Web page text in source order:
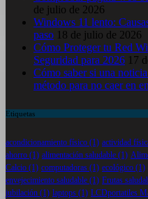
de julio de 2026
Windows 11 lento:
paso 18 de julio de 2026
Cómo Proteger tu Red
Seguridad para 2026 17
Cómo saber si una
método para no caer en
Etiquetas
acondicionamiento físico (1) actividad
ahorro (1) alimentación saludable (1)
Calcio (1) computadoras (1) ecológico (1)
envejecimiento saludable (1) Frutas
jubilación (1) laptops (1) LCDportatiles